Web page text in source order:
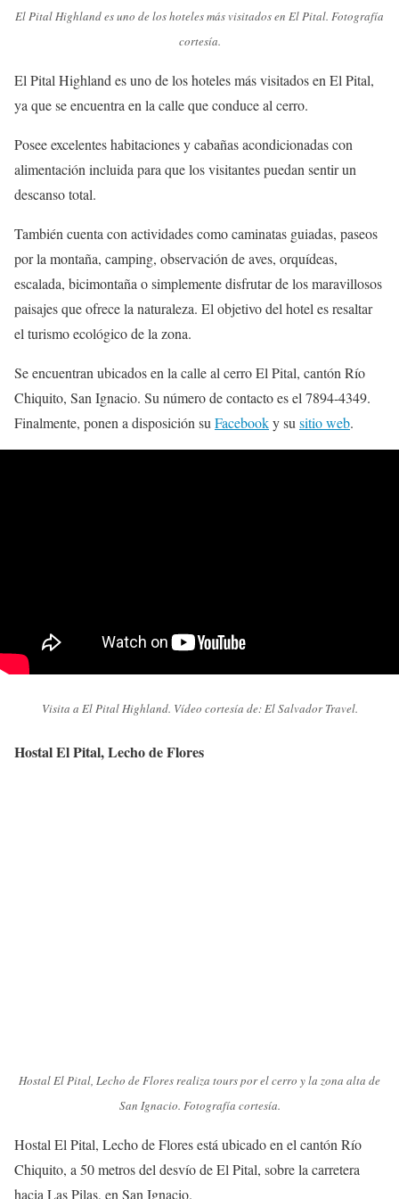
El Pital Highland es uno de los hoteles más visitados en El Pital. Fotografía
cortesía.
El Pital Highland es uno de los hoteles más visitados en El Pital,
ya que se encuentra en la calle que conduce al cerro.
Posee excelentes habitaciones y cabañas acondicionadas con
alimentación incluida para que los visitantes puedan sentir un
descanso total.
También cuenta con actividades como caminatas guiadas, paseos
por la montaña, camping, observación de aves, orquídeas,
escalada, bicimontaña o simplemente disfrutar de los maravillosos
paisajes que ofrece la naturaleza. El objetivo del hotel es resaltar
el turismo ecológico de la zona.
Se encuentran ubicados en la calle al cerro El Pital, cantón Río
Chiquito, San Ignacio. Su número de contacto es el 7894-4349.
Finalmente, ponen a disposición su Facebooky su sitio web.
Visita a El Pital Highland. Vídeo cortesía de: El Salvador Travel.
Hostal El Pital, Lecho de Flores
Hostal El Pital, Lecho de Flores realiza tours por el cerro y la zona alta de
San Ignacio. Fotografía cortesía.
Hostal El Pital, Lecho de Flores está ubicado en el cantón Río
Chiquito, a 50 metros del desvío de El Pital, sobre la carretera
hacia Las Pilas, en San Ignacio.